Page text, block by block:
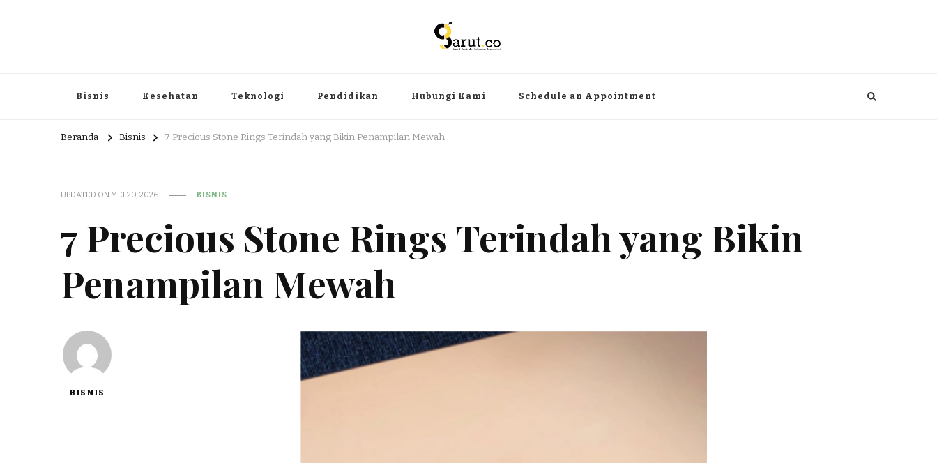
Bisnis Kesehatan Teknologi Pendidikan Hubungi Kami Schedule an Appointment
Beranda Bisnis 7 Precious Stone Rings Terindah yang Bikin Penampilan Mewah
UPDATED ONMEI 20, 2026 BISNIS
7 Precious Stone Rings Terindah yang Bikin
Penampilan Mewah
BISNIS